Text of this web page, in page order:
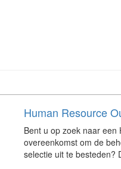
Human Resource
Bent u op zoek naar een
overeenkomst om de
selectie uit te besteden?